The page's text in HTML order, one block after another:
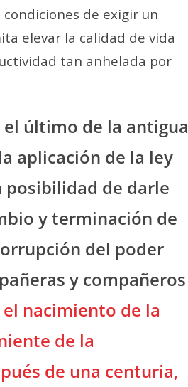
de exigir un
elevar la calidad de vida
tan anhelada por
el último de la antigua
aplicación de la ley
de darle
y terminación de
del poder
y compañeros
nacimiento de la
de la
de una centuria,